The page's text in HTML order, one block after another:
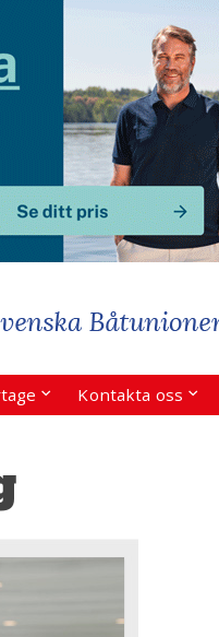
Kontakta oss